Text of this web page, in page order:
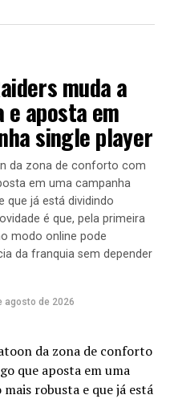
muda a
aposta em
single player
da zona de conforto com
em uma campanha
que já está dividindo
é que, pela primeira
modo online pode
da franquia sem depender
agosto de 2026
da zona de conforto
que aposta em uma
robusta e que já está